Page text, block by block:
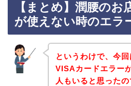
【まとめ】潤腰のお
が使えない時のエラ
というわけで、今
VISAカードエラー
人もいると思った